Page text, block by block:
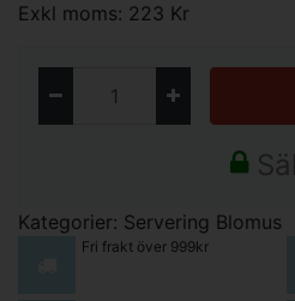
Exkl moms: 223 Kr
Kategorier: Servering Blomus
Fri frakt över 999kr